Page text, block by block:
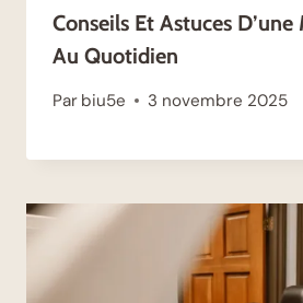
Conseils Et Astuces
Au Quotidien
Par biu5e 3 novembre 2025